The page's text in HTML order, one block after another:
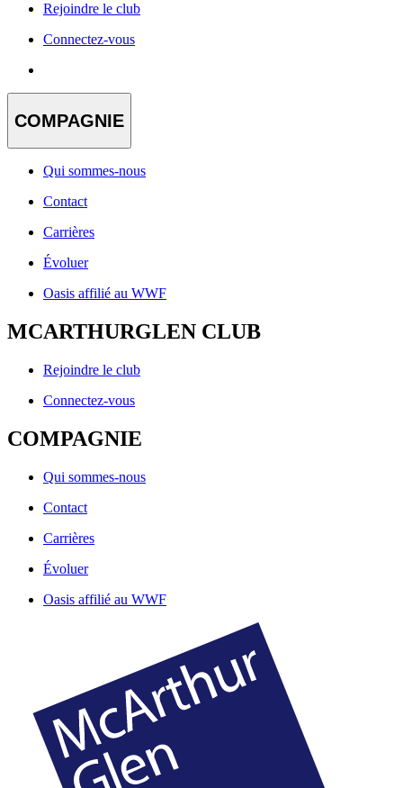
Rejoindre le club
Connectez-vous
COMPAGNIE
Qui sommes-nous
Contact
Carrières
Évoluer
Oasis affilié au WWF
MCARTHURGLEN CLUB
Rejoindre le club
Connectez-vous
COMPAGNIE
Qui sommes-nous
Contact
Carrières
Évoluer
Oasis affilié au WWF